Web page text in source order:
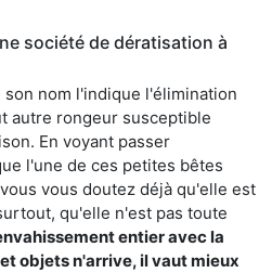
société de dératisation à
nom l'indique l'élimination
autre rongeur susceptible
En voyant passer
l'une de ces petites bêtes
vous doutez déjà qu'elle est
qu'elle n'est pas toute
entier avec la
objets n'arrive, il vaut mieux